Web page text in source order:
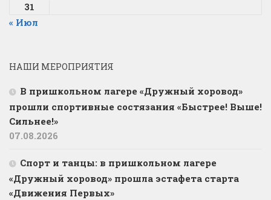
31
« Июл
НАШИ МЕРОПРИЯТИЯ
В пришкольном лагере «Дружный хоровод»
прошли спортивные состязания «Быстрее! Выше!
Сильнее!»
07.08.2026
Спорт и танцы: в пришкольном лагере
«Дружный хоровод» прошла эстафета старта
«Движения Первых»